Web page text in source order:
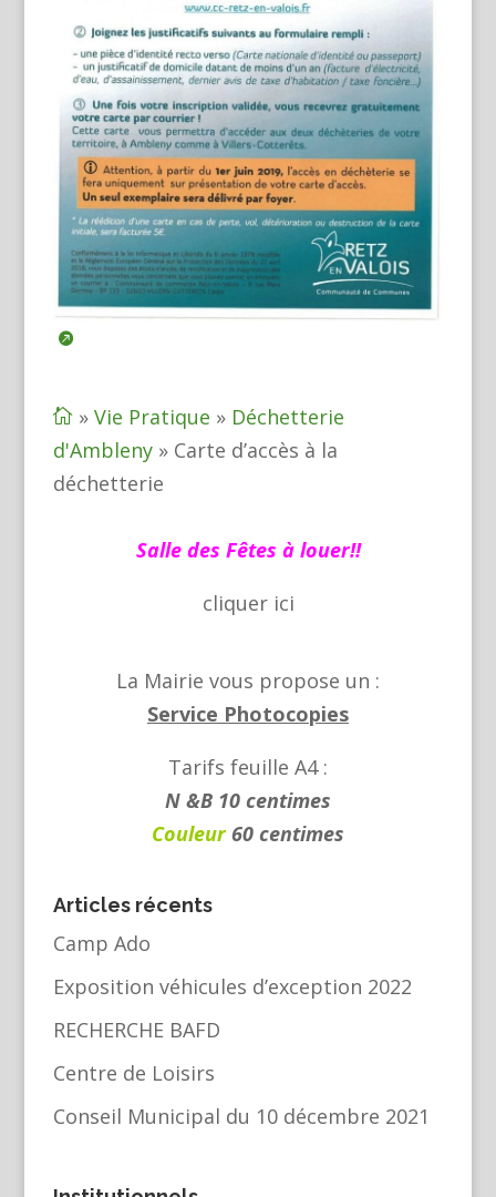
» Vie Pratique » Déchetterie
d'Ambleny» Carte d’accès à la
déchetterie
Salle des Fêtes à louer!!
cliquer ici
La Mairie vous propose un :
Service Photocopies
Tarifs feuille A4 :
N &B 10 centimes
Couleur60 centimes
Articles récents
Camp Ado
Exposition véhicules d’exception 2022
RECHERCHE BAFD
Centre de Loisirs
Conseil Municipal du 10 décembre 2021